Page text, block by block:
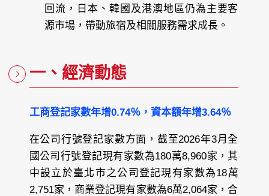
回流，日本、韓國及港澳地區仍為主要客
源市場，帶動旅宿及相關服務需求成長。
一、經濟動態
工商登記家數年增0.74％，資本額年增3.64％
在公司行號登記家數方面，截至2026年3月全
國公司行號登記現有家數為180萬8,960家，其
中設立於臺北市之公司登記現有家數為18萬
2,751家，商業登記現有家數為6萬2,064家，合